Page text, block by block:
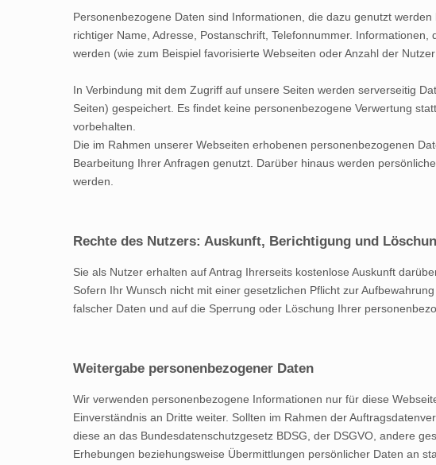
Personenbezogene Daten sind Informationen, die dazu genutzt
richtiger Name, Adresse, Postanschrift, Telefonnummer.
werden (wie zum Beispiel favorisierte Webseiten oder Anzahl der
In Verbindung mit dem Zugriff auf unsere Seiten werden serverseitig
Seiten) gespeichert. Es findet keine personenbezogene Verwertung
vorbehalten.
Die im Rahmen unserer Webseiten erhobenen personenbezogenen
Bearbeitung Ihrer Anfragen genutzt. Darüber hinaus werden
werden.
Rechte des Nutzers: Auskunft, Berichtigung und
Sie als Nutzer erhalten auf Antrag Ihrerseits kostenlose Auskunft
Sofern Ihr Wunsch nicht mit einer gesetzlichen Pflicht zur
falscher Daten und auf die Sperrung oder Löschung Ihrer
Weitergabe personenbezogener Daten
Wir verwenden personenbezogene Informationen nur für diese
Einverständnis an Dritte weiter. Sollten im Rahmen der
diese an das Bundesdatenschutzgesetz BDSG, der DSGVO, andere
Erhebungen beziehungsweise Übermittlungen persönlicher Daten an